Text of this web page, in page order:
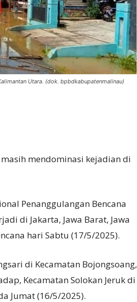
Utara. (dok. bpbdkabupatenmalinau)
mendominasi kejadian di
Penanggulangan Bencana
di Jakarta, Jawa Barat, Jawa
hari Sabtu (17/5/2025).
di Kecamatan Bojongsoang,
Kecamatan Solokan Jeruk di
Jumat (16/5/2025).